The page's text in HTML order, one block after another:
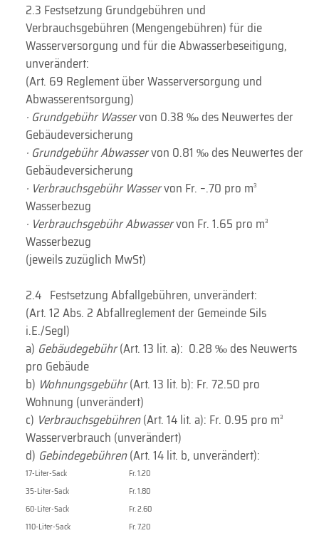
2.3 Festsetzung Grundgebühren und
Verbrauchsgebühren (Mengengebühren) für die
Wasserversorgung und für die Abwasserbeseitigung,
unverändert:
(Art. 69 Reglement über Wasserversorgung und
Abwasserentsorgung)
· Grundgebühr Wasservon 0.38 ‰ des Neuwertes der
Gebäudeversicherung
· Grundgebühr Abwasservon 0.81 ‰ des Neuwertes der
Gebäudeversicherung
· Verbrauchsgebühr Wasservon Fr. –.70 pro m3
Wasserbezug
· VerbrauchsgebührAbwasservon Fr. 1.65 pro m3
Wasserbezug
(jeweils zuzüglich MwSt)
2.4 Festsetzung Abfallgebühren, unverändert:
(Art. 12 Abs. 2 Abfallreglement der Gemeinde Sils
i.E./Segl)
a) Gebäudegebühr(Art. 13 lit. a): 0.28 ‰ des Neuwerts
pro Gebäude
b) Wohnungsgebühr(Art. 13 lit. b): Fr. 72.50 pro
Wohnung (unverändert)
c) Verbrauchsgebühren(Art. 14 lit. a): Fr. 0.95 pro m3
Wasserverbrauch (unverändert)
d) Gebindegebühren(Art. 14 lit. b, unverändert):
17-Liter-Sack
Fr. 1.20
35-Liter-Sack
Fr. 1.80
60-Liter-Sack
Fr. 2.60
110-Liter-Sack
Fr. 7.20